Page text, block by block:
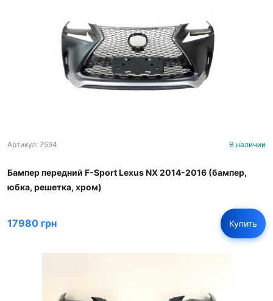
Артикул: 7594 В наличии
Бампер передний F-Sport Lexus NX 2014-2016 (бампер,
юбка, решетка, хром)
17980 грн Купить